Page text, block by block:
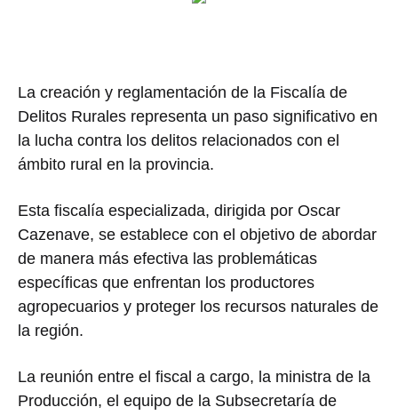
La creación y reglamentación de la Fiscalía de
Delitos Rurales representa un paso significativo en
la lucha contra los delitos relacionados con el
ámbito rural en la provincia.
Esta fiscalía especializada, dirigida por Oscar
Cazenave, se establece con el objetivo de abordar
de manera más efectiva las problemáticas
específicas que enfrentan los productores
agropecuarios y proteger los recursos naturales de
la región.
La reunión entre el fiscal a cargo, la ministra de la
Producción, el equipo de la Subsecretaría de